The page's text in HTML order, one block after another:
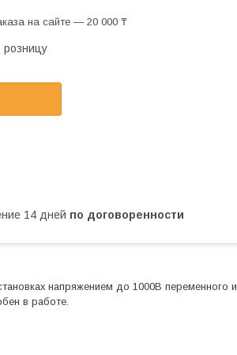
на сайте — 20 000 ₸
розницу
14 дней по договоренности
напряжением до 1000В переменного и
в работе.